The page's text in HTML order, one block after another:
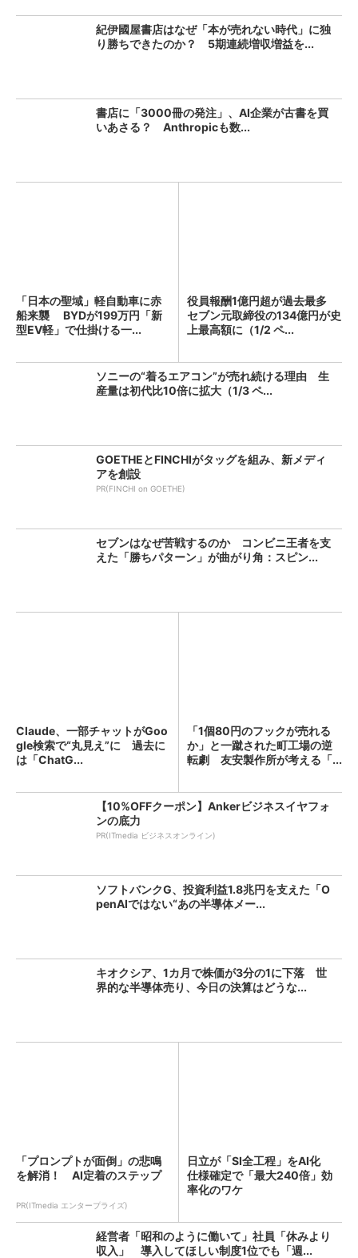
紀伊國屋書店はなぜ「本が売れない時代」に独
り勝ちできたのか？ 5期連続増収増益を...
書店に「3000冊の発注」、AI企業が古書を買
いあさる？ Anthropicも数...
「日本の聖域」軽自動車に赤
船来襲 BYDが199万円「新
型EV軽」で仕掛ける一...
役員報酬1億円超が過去最多
セブン元取締役の134億円が史
上最高額に（1/2 ペ...
ソニーの“着るエアコン”が売れ続ける理由 生
産量は初代比10倍に拡大（1/3 ペ...
GOETHEとFINCHIがタッグを組み、新メディ
アを創設
PR(FINCHI on GOETHE)
セブンはなぜ苦戦するのか コンビニ王者を支
えた「勝ちパターン」が曲がり角：スピン...
Claude、一部チャットがGoo
gle検索で“丸見え”に 過去に
は「ChatG...
「1個80円のフックが売れる
か」と一蹴された町工場の逆
転劇 友安製作所が考える「...
【10%OFFクーポン】Ankerビジネスイヤフォ
ンの底力
PR(ITmedia ビジネスオンライン)
ソフトバンクG、投資利益1.8兆円を支えた「O
penAIではない“あの半導体メー...
キオクシア、1カ月で株価が3分の1に下落 世
界的な半導体売り、今日の決算はどうな...
「プロンプトが面倒」の悲鳴
を解消！ AI定着のステップ
PR(ITmedia エンタープライズ)
日立が「SI全工程」をAI化
仕様確定で「最大240倍」効
率化のワケ
経営者「昭和のように働いて」社員「休みより
収入」 導入してほしい制度1位でも「週...